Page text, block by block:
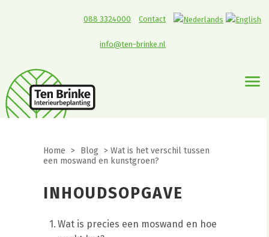
Contact
088 3324000
info@ten-brinke.nl
Home > Blog > Wat is het verschil tussen
een moswand en kunstgroen?
INHOUDSOPGAVE
Wat is precies een moswand en hoe